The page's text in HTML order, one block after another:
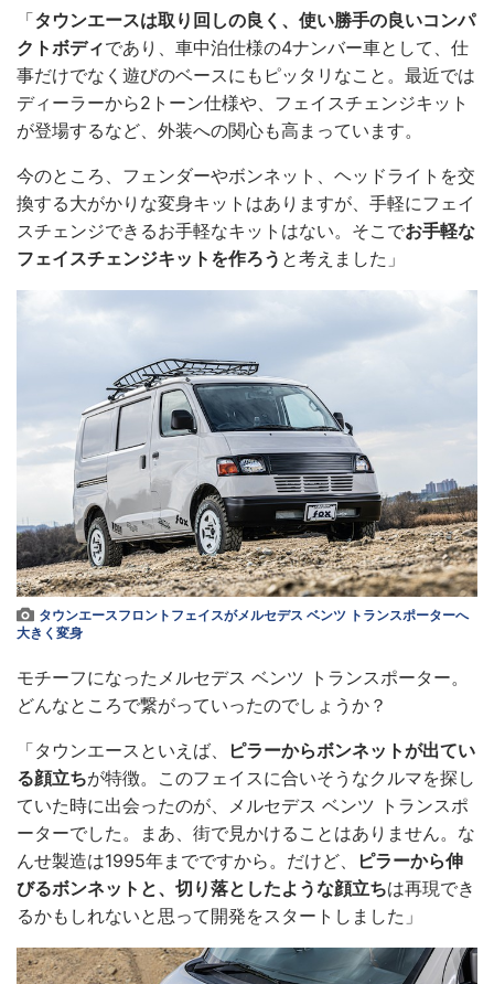
「タウンエースは取り回しの良く、使い勝手の良いコンパ
クトボディであり、車中泊仕様の4ナンバー車として、仕
事だけでなく遊びのベースにもピッタリなこと。最近では
ディーラーから2トーン仕様や、フェイスチェンジキット
が登場するなど、外装への関心も高まっています。
今のところ、フェンダーやボンネット、ヘッドライトを交
換する大がかりな変身キットはありますが、手軽にフェイ
スチェンジできるお手軽なキットはない。そこでお手軽な
フェイスチェンジキットを作ろう と考えました」
タウンエースフロントフェイスがメルセデス ベンツ トランスポーターへ
大きく変身
モチーフになったメルセデス ベンツ トランスポーター。
どんなところで繋がっていったのでしょうか？
「タウンエースといえば、
ピラーからボンネットが出てい
る顔立ちが特徴。このフェイスに合いそうなクルマを探し
ていた時に出会ったのが、メルセデス ベンツ トランスポ
ーターでした。まあ、街で見かけることはありません。な
んせ製造は1995年までですから。だけど、
ピラーから伸
びるボンネットと、切り落としたような顔立ちは再現でき
るかもしれないと思って開発をスタートしました」